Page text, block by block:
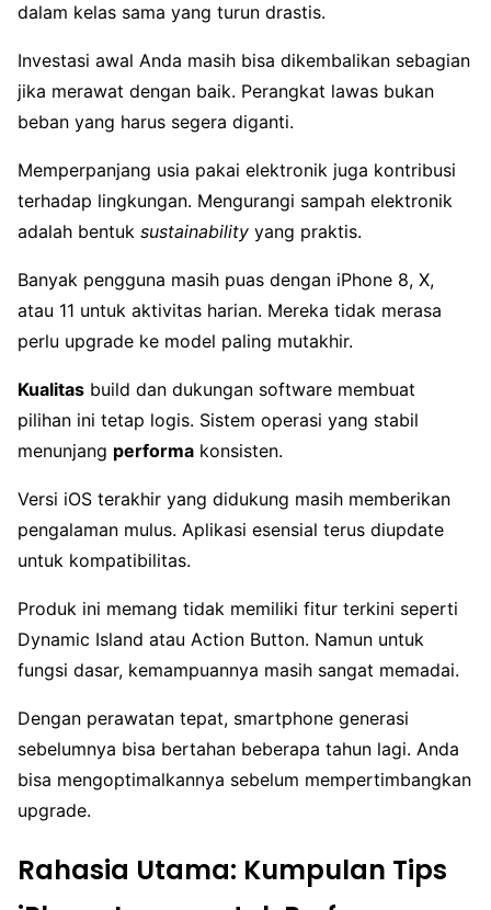
dalam kelas sama yang turun drastis.
Investasi awal Anda masih bisa dikembalikan sebagian
jika merawat dengan baik. Perangkat lawas bukan
beban yang harus segera diganti.
Memperpanjang usia pakai elektronik juga kontribusi
terhadap lingkungan. Mengurangi sampah elektronik
adalah bentuk sustainability yang praktis.
Banyak pengguna masih puas dengan iPhone 8, X,
atau 11 untuk aktivitas harian. Mereka tidak merasa
perlu upgrade ke model paling mutakhir.
Kualitas build dan dukungan software membuat
pilihan ini tetap logis. Sistem operasi yang stabil
menunjang performa konsisten.
Versi iOS terakhir yang didukung masih memberikan
pengalaman mulus. Aplikasi esensial terus diupdate
untuk kompatibilitas.
Produk ini memang tidak memiliki fitur terkini seperti
Dynamic Island atau Action Button. Namun untuk
fungsi dasar, kemampuannya masih sangat memadai.
Dengan perawatan tepat, smartphone generasi
sebelumnya bisa bertahan beberapa tahun lagi. Anda
bisa mengoptimalkannya sebelum mempertimbangkan
upgrade.
Rahasia Utama: Kumpulan Tips